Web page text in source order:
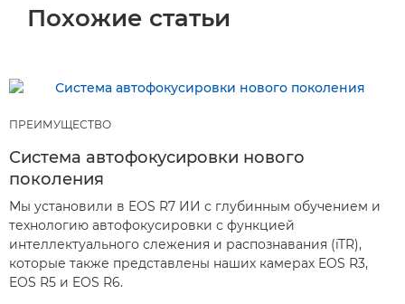
Похожие статьи
ПРЕИМУЩЕСТВО
Система автофокусировки нового
поколения
Мы установили в EOS R7 ИИ с глубинным обучением и
технологию автофокусировки с функцией
интеллектуального слежения и распознавания (iTR),
которые также представлены наших камерах EOS R3,
EOS R5 и EOS R6.